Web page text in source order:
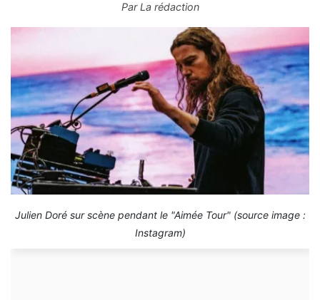
ParLa rédaction
Julien Doré sur scène pendant le "Aimée Tour" (source image :
Instagram)